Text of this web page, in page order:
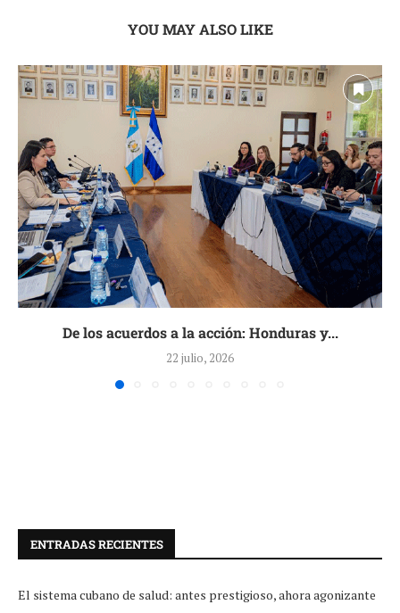
YOU MAY ALSO LIKE
De los acuerdos a la acción: Honduras y...
22 julio, 2026
ENTRADAS RECIENTES
El sistema cubano de salud: antes prestigioso, ahora agonizante